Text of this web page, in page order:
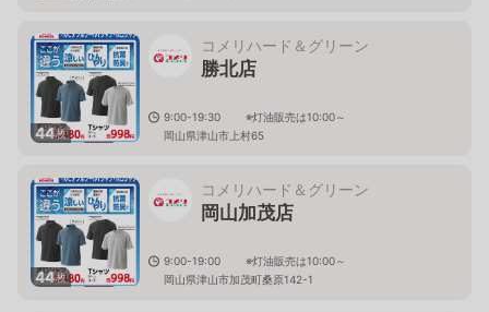
44枚
コメリハード＆グリーン
勝北店
9:00-19:30 ※灯油販売は10:00～
岡山県津山市上村65
44枚
コメリハード＆グリーン
岡山加茂店
9:00-19:00 ※灯油販売は10:00～
岡山県津山市加茂町桑原142-1